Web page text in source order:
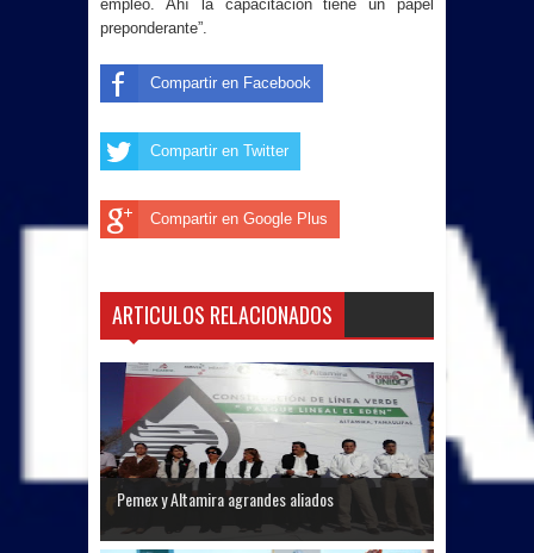
empleo. Ahí la capacitación tiene un papel
preponderante”.
Compartir en Facebook
Compartir en Twitter
Compartir en Google Plus
ARTICULOS RELACIONADOS
Pemex y Altamira agrandes aliados